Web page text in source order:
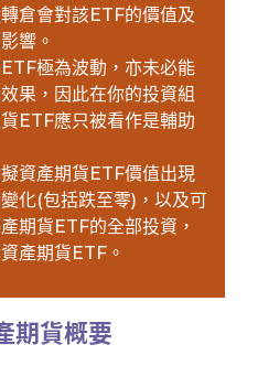
倉會對該ETF的價值及
響。
極為波動，亦未必能
果，因此在你的投資組
ETF應只被看作是輔助
資產期貨ETF價值出現
化(包括跌至零)，以及可
期貨ETF的全部投資，
產期貨ETF。
期貨概要